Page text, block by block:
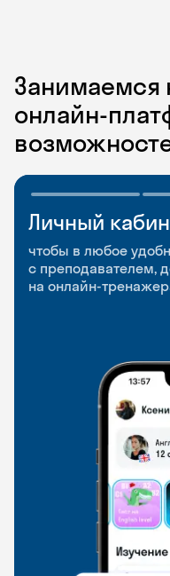
Занимаемся
онлайн-
Личный
чтобы в любое
с преподавателем,
на онлайн-
Мобильное
приложение
чтобы заниматься и
и когда удобно
Разговорные
и Talks
Групповые занятия
и индивидуальные